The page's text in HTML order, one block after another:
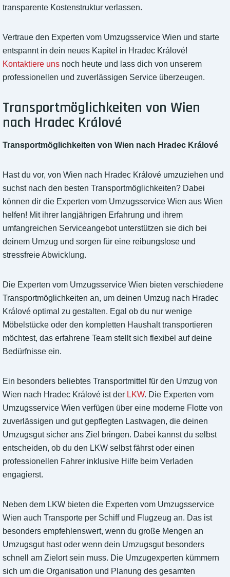
transparente Kostenstruktur verlassen.
Vertraue den Experten vom Umzugsservice Wien und starte
entspannt in dein neues Kapitel in Hradec Králové!
Kontaktiere uns noch heute und lass dich von unserem
professionellen und zuverlässigen Service überzeugen.
Transportmöglichkeiten von Wien
nach Hradec Králové
Transportmöglichkeiten von Wien nach Hradec Králové
Hast du vor, von Wien nach Hradec Králové umzuziehen und
suchst nach den besten Transportmöglichkeiten? Dabei
können dir die Experten vom Umzugsservice Wien aus Wien
helfen! Mit ihrer langjährigen Erfahrung und ihrem
umfangreichen Serviceangebot unterstützen sie dich bei
deinem Umzug und sorgen für eine reibungslose und
stressfreie Abwicklung.
Die Experten vom Umzugsservice Wien bieten verschiedene
Transportmöglichkeiten an, um deinen Umzug nach Hradec
Králové optimal zu gestalten. Egal ob du nur wenige
Möbelstücke oder den kompletten Haushalt transportieren
möchtest, das erfahrene Team stellt sich flexibel auf deine
Bedürfnisse ein.
Ein besonders beliebtes Transportmittel für den Umzug von
Wien nach Hradec Králové ist der LKW. Die Experten vom
Umzugsservice Wien verfügen über eine moderne Flotte von
zuverlässigen und gut gepflegten Lastwagen, die deinen
Umzugsgut sicher ans Ziel bringen. Dabei kannst du selbst
entscheiden, ob du den LKW selbst fährst oder einen
professionellen Fahrer inklusive Hilfe beim Verladen
engagierst.
Neben dem LKW bieten die Experten vom Umzugsservice
Wien auch Transporte per Schiff und Flugzeug an. Das ist
besonders empfehlenswert, wenn du große Mengen an
Umzugsgut hast oder wenn dein Umzugsgut besonders
schnell am Zielort sein muss. Die Umzugexperten kümmern
sich um die Organisation und Planung des gesamten